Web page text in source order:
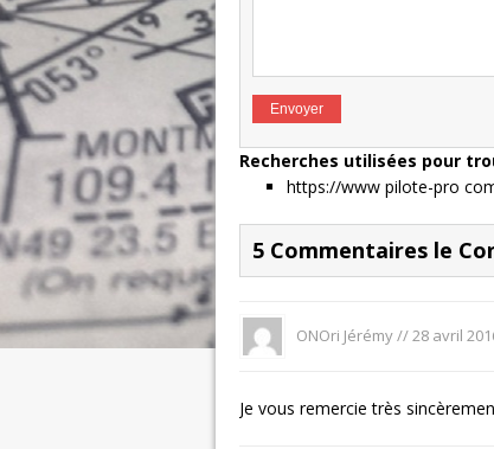
Recherches utilisées pour
https://www pilote-pro
5 Commentaires le
ONOri Jérémy // 28 avril
Je vous remercie très